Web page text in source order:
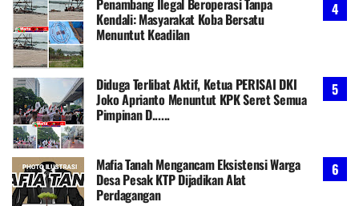
Penambang Ilegal Beroperasi Tanpa
Kendali: Masyarakat Koba Bersatu
Menuntut Keadilan
Diduga Terlibat Aktif, Ketua PERISAI DKI
Joko Aprianto Menuntut KPK Seret Semua
Pimpinan D......
Mafia Tanah Mengancam Eksistensi Warga
Desa Pesak KTP Dijadikan Alat
Perdagangan